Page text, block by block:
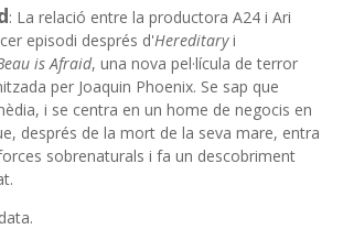
: La relació entre la productora A24 i Ari
episodi després d'Hereditaryi
is Afraid, una nova pel·lícula de terror
per Joaquin Phoenix. Se sap que
i se centra en un home de negocis en
després de la mort de la seva mare, entra
sobrenaturals i fa un descobriment